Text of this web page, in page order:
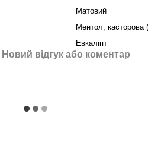
Матовий
Ментол, касторова
Евкаліпт
Новий відгук або коментар